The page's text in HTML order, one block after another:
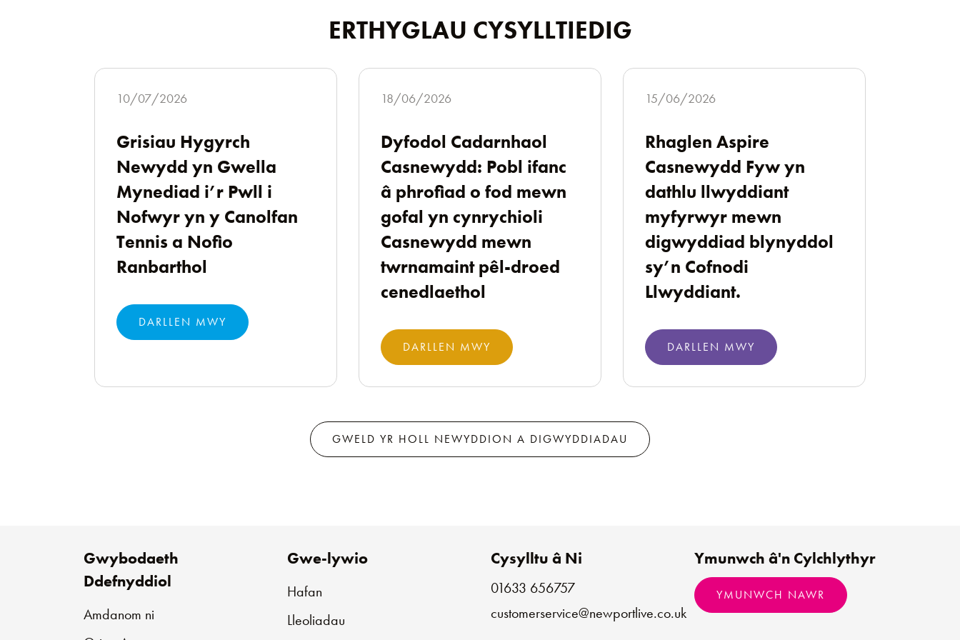
ERTHYGLAU CYSYLLTIEDIG
10/07/2026
Grisiau Hygyrch
Newydd yn Gwella
Mynediad i’r Pwll i
Nofwyr yn y Canolfan
Tennis a Nofio
Ranbarthol
DARLLEN MWY
18/06/2026
Dyfodol Cadarnhaol
Casnewydd: Pobl ifanc
â phrofiad o fod mewn
gofal yn cynrychioli
Casnewydd mewn
twrnamaint pêl-droed
cenedlaethol
DARLLEN MWY
15/06/2026
Rhaglen Aspire
Casnewydd Fyw yn
dathlu llwyddiant
myfyrwyr mewn
digwyddiad blynyddol
sy’n Cofnodi
Llwyddiant.
DARLLEN MWY
GWELD YR HOLL NEWYDDION A DIGWYDDIADAU
Gwybodaeth
Ddefnyddiol
Amdanom ni
Gwe-lywio
Hafan
Lleoliadau
Cysylltu â Ni
01633 656757
customerservice@newportlive.co.uk
Ymunwch â'n Cylchlythyr
YMUNWCH NAWR